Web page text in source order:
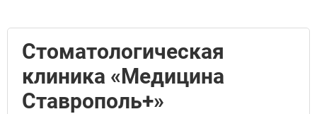
Стоматологическая
клиника «Медицина
Ставрополь+»